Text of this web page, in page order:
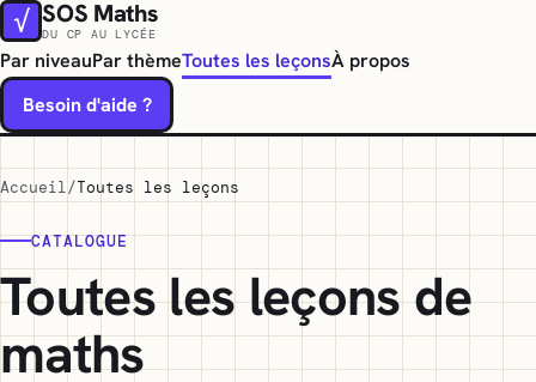
√ SOS Maths
DU CP AU LYCÉE
Par niveauPar thèmeToutes les leçonsÀ propos
Besoin d'aide ?
Accueil Toutes les leçons
CATALOGUE
Toutes les leçons de
maths